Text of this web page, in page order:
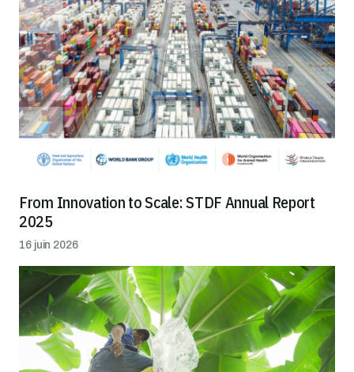
From Innovation to Scale: STDF Annual Report
2025
16 juin 2026